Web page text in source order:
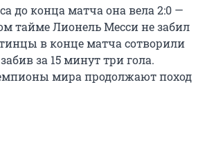
до конца матча она вела 2:0 —
тайме Лионель Месси не забил
в конце матча сотворили
за 15 минут три гола.
мира продолжают поход